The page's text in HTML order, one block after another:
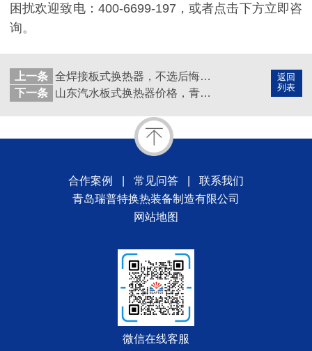
困扰欢迎致电：400-6699-197，或者点击下方立即咨
询。
返回
列表
上一条
全焊接板式换热器，不选后悔系列
下一条
山东汽水板式换热器价格，青岛瑞普特为您报价！
合作案例 常见问答
联系我们
青岛瑞普特换热装备制造有限公司
网站地图
微信在线客服